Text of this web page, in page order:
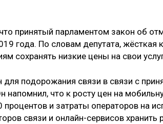
принятый парламентом закон об
года. По словам депутата, жёсткая
сохранять низкие цены на свои
для подорожания связи в связи с
напомнил, что к росту цен на
и затраты операторов на
связи и онлайн-сервисов хранить